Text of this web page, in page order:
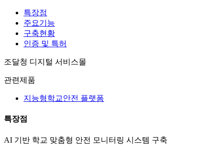
특장점
주요기능
구축현황
인증 및 특허
조달청 디지털 서비스몰
관련제품
지능형학교안전 플랫폼
특장점
AI 기반 학교 맞춤형 안전 모니터링 시스템 구축